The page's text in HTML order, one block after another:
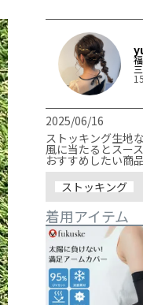
2025/06/16
ストッキング生地
風に当たるとスー
おすすめしたい商
ストッキング
着用アイテム